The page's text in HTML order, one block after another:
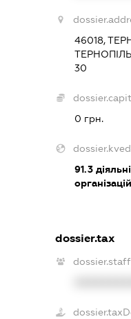
46018,
30
0 грн.
91.3
організацій
dossier.tax
dossier.staff